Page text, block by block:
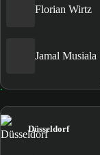
Florian Wirtz
Jamal Musiala
Düsseldorf